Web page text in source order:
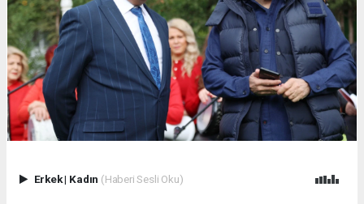
Erkek| Kadın (Haberi Sesli Oku)